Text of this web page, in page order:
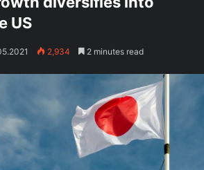
US
2,934 2 minutes read